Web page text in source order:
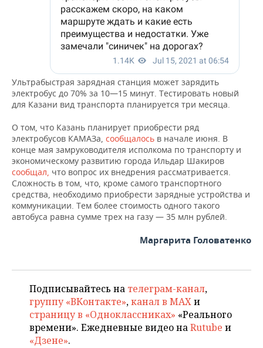
Ультрабыстрая зарядная станция может зарядить
электробус до 70% за 10—15 минут. Тестировать новый
для Казани вид транспорта планируется три месяца.
О том, что Казань планирует приобрести ряд
электробусов КАМАЗа, сообщалось в начале июня. В
конце мая замруководителя исполкома по транспорту и
экономическому развитию города Ильдар Шакиров
сообщал, что вопрос их внедрения рассматривается.
Сложность в том, что, кроме самого транспортного
средства, необходимо приобрести зарядные устройства и
коммуникации. Тем более стоимость одного такого
автобуса равна сумме трех на газу — 35 млн рублей.
Маргарита Головатенко
Подписывайтесь на телеграм-канал,
группу «ВКонтакте»,канал в MAXи
страницу в «Одноклассниках» «Реального
времени». Ежедневные видео наRutube и
«Дзене».